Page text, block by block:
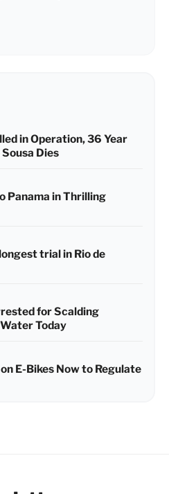
in Operation, 36 Year
Dies
Panama in Thrilling
trial in Rio de
for Scalding
Today
E-Bikes Now to Regulate